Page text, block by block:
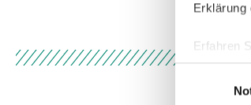
Erklärung
Erfahren